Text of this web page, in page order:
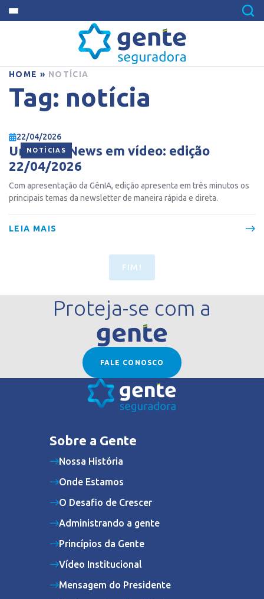
HOME » NOTÍCIA
Tag: notícia
NOTÍCIAS
22/04/2026
Ur Gente News em vídeo: edição
22/04/2026
Com apresentação da GênIA, edição apresenta em três minutos os
principais temas da newsletter de maneira rápida e direta.
LEIA MAIS
FIM!
Proteja-se com a
FALE CONOSCO
Sobre a Gente
Nossa História
Onde Estamos
O Desafio de Crescer
Administrando a gente
Princípios da Gente
Vídeo Institucional
Mensagem do Presidente